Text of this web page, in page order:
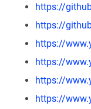
https://
https://
https://
https://
https://
https://